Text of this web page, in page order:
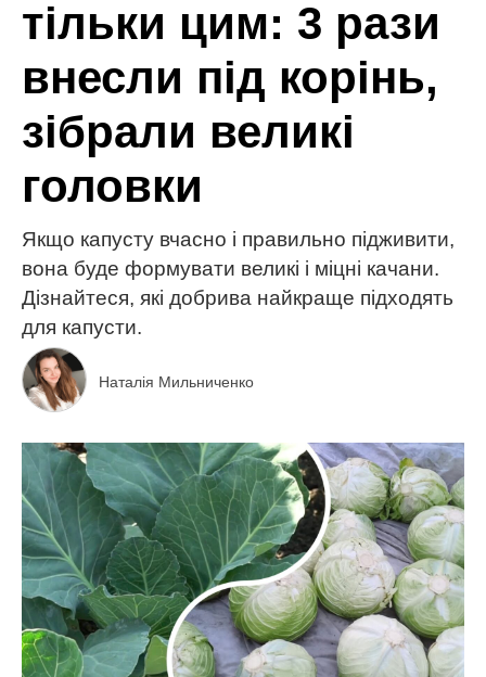
тільки цим: 3 рази
внесли під корінь,
зібрали великі
головки
Якщо капусту вчасно і правильно підживити,
вона буде формувати великі і міцні качани.
Дізнайтеся, які добрива найкраще підходять
для капусти.
Наталія Мильниченко